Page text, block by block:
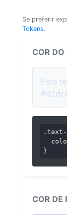
Se preferir
Tokens.
COR DO
Este
.text-
}
COR DE